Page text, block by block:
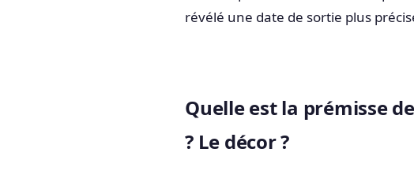
révélé une date de sortie plus
Quelle est la prémisse
? Le décor ?